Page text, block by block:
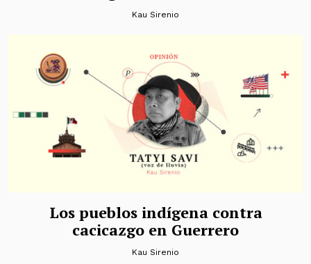
Kau Sirenio
Los pueblos indígena contra
cacicazgo en Guerrero
Kau Sirenio